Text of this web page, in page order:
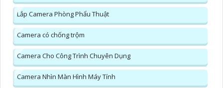
Lắp Camera Phòng Phẩu Thuật
Camera có chống trộm
Camera Cho Công Trình Chuyên Dụng
Camera Nhìn Màn Hình Máy Tính